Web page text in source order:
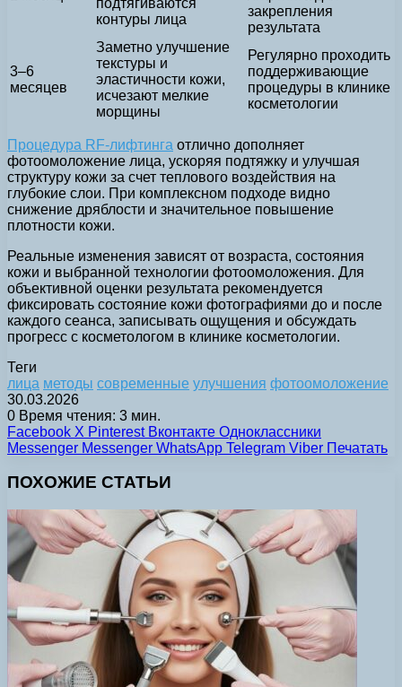
контуры лица
закрепления
результата
3–6
месяцев
Заметно улучшение
текстуры и
эластичности кожи,
исчезают мелкие
морщины
Регулярно проходить
поддерживающие
процедуры в клинике
косметологии
Процедура RF-лифтинга отлично дополняет
фотоомоложение лица, ускоряя подтяжку и улучшая
структуру кожи за счет теплового воздействия на
глубокие слои. При комплексном подходе видно
снижение дряблости и значительное повышение
плотности кожи.
Реальные изменения зависят от возраста, состояния
кожи и выбранной технологии фотоомоложения. Для
объективной оценки результата рекомендуется
фиксировать состояние кожи фотографиями до и после
каждого сеанса, записывать ощущения и обсуждать
прогресс с косметологом в клинике косметологии.
Теги
лица методы современные улучшения фотоомоложение
30.03.2026
0 Время чтения: 3 мин.
Facebook X Pinterest Вконтакте Одноклассники
Messenger Messenger WhatsApp Telegram Viber Печатать
ПОХОЖИЕ СТАТЬИ